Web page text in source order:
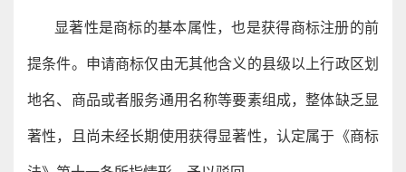
显著性是商标的基本属性，也是获得商标注册的前
提条件。申请商标仅由无其他含义的县级以上行政区划
地名、商品或者服务通用名称等要素组成，整体缺乏显
著性，且尚未经长期使用获得显著性，认定属于《商标